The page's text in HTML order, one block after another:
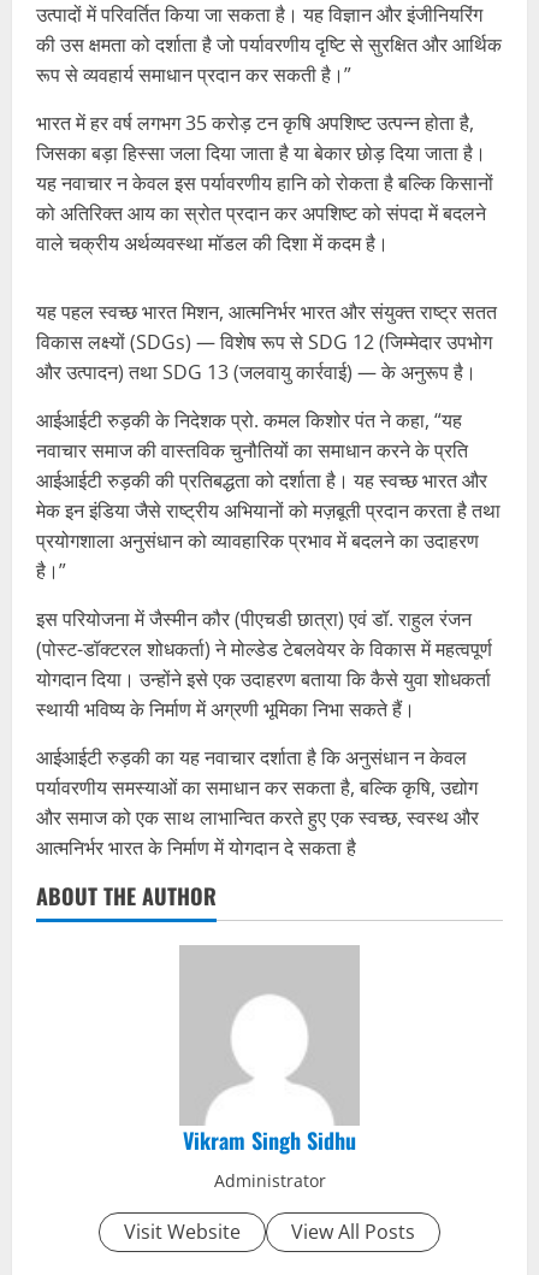
उत्पादों में परिवर्तित किया जा सकता है। यह विज्ञान और इंजीनियरिंग
की उस क्षमता को दर्शाता है जो पर्यावरणीय दृष्टि से सुरक्षित और आर्थिक
रूप से व्यवहार्य समाधान प्रदान कर सकती है।”
भारत में हर वर्ष लगभग 35 करोड़ टन कृषि अपशिष्ट उत्पन्न होता है,
जिसका बड़ा हिस्सा जला दिया जाता है या बेकार छोड़ दिया जाता है।
यह नवाचार न केवल इस पर्यावरणीय हानि को रोकता है बल्कि किसानों
को अतिरिक्त आय का स्रोत प्रदान कर अपशिष्ट को संपदा में बदलने
वाले चक्रीय अर्थव्यवस्था मॉडल की दिशा में कदम है।
यह पहल स्वच्छ भारत मिशन, आत्मनिर्भर भारत और संयुक्त राष्ट्र सतत
विकास लक्ष्यों (SDGs) — विशेष रूप से SDG 12 (जिम्मेदार उपभोग
और उत्पादन) तथा SDG 13 (जलवायु कार्रवाई) — के अनुरूप है।
आईआईटी रुड़की के निदेशक प्रो. कमल किशोर पंत ने कहा, “यह
नवाचार समाज की वास्तविक चुनौतियों का समाधान करने के प्रति
आईआईटी रुड़की की प्रतिबद्धता को दर्शाता है। यह स्वच्छ भारत और
मेक इन इंडिया जैसे राष्ट्रीय अभियानों को मज़बूती प्रदान करता है तथा
प्रयोगशाला अनुसंधान को व्यावहारिक प्रभाव में बदलने का उदाहरण
है।”
इस परियोजना में जैस्मीन कौर (पीएचडी छात्रा) एवं डॉ. राहुल रंजन
(पोस्ट-डॉक्टरल शोधकर्ता) ने मोल्डेड टेबलवेयर के विकास में महत्वपूर्ण
योगदान दिया। उन्होंने इसे एक उदाहरण बताया कि कैसे युवा शोधकर्ता
स्थायी भविष्य के निर्माण में अग्रणी भूमिका निभा सकते हैं।
आईआईटी रुड़की का यह नवाचार दर्शाता है कि अनुसंधान न केवल
पर्यावरणीय समस्याओं का समाधान कर सकता है, बल्कि कृषि, उद्योग
और समाज को एक साथ लाभान्वित करते हुए एक स्वच्छ, स्वस्थ और
आत्मनिर्भर भारत के निर्माण में योगदान दे सकता है
ABOUT THE AUTHOR
Vikram Singh Sidhu
Administrator
Visit Website View All Posts